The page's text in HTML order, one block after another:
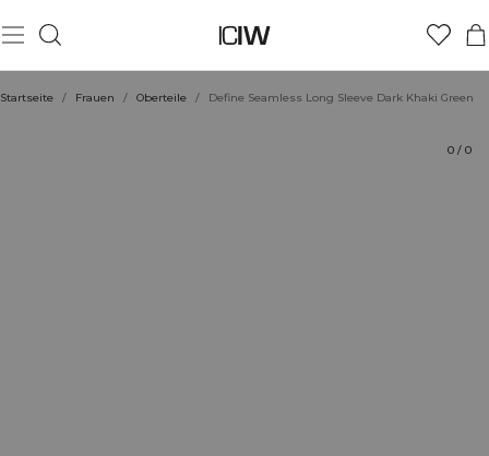
Startseite / Frauen / Oberteile / Define Seamless Long Sleeve Dark Khaki Green
0 / 0